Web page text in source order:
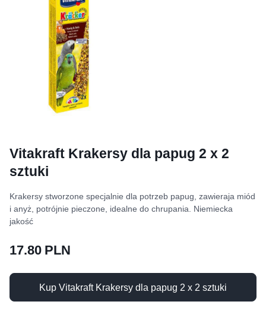
Vitakraft Krakersy dla papug 2 x 2
sztuki
Krakersy stworzone specjalnie dla potrzeb papug, zawieraja miód
i anyż, potrójnie pieczone, idealne do chrupania. Niemiecka
jakość
17.80 PLN
Kup Vitakraft Krakersy dla papug 2 x 2 sztuki